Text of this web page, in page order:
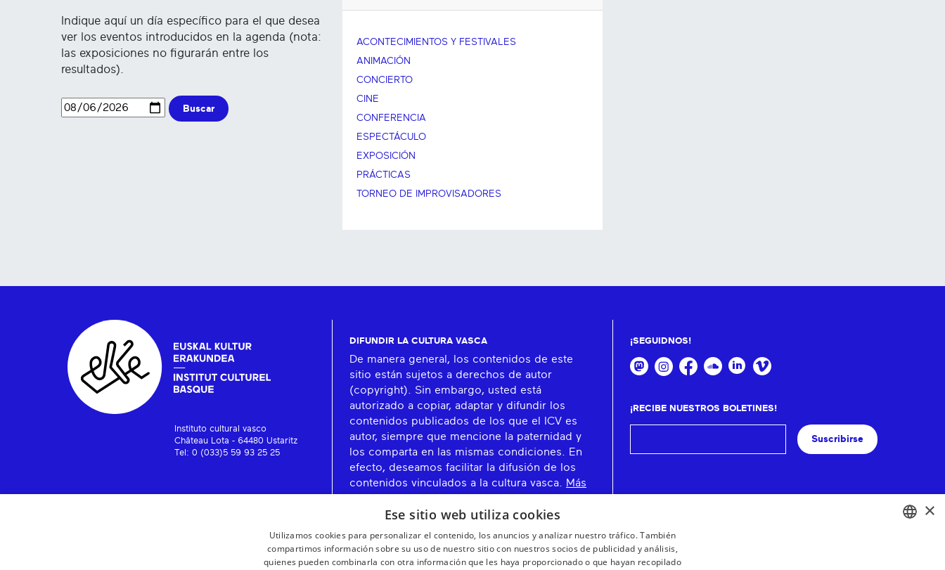
Indique aquí un día específico para el que desea
ver los eventos introducidos en la agenda (nota:
las exposiciones no figurarán entre los
resultados).
Buscar
ACONTECIMIENTOS Y FESTIVALES
ANIMACIÓN
CONCIERTO
CINE
CONFERENCIA
ESPECTÁCULO
EXPOSICIÓN
PRÁCTICAS
TORNEO DE IMPROVISADORES
Instituto cultural vasco
Château Lota - 64480 Ustaritz
Tel: 0 (033)5 59 93 25 25
DIFUNDIR LA CULTURA VASCA
De manera general, los contenidos de este
sitio están sujetos a derechos de autor
(copyright). Sin embargo, usted está
autorizado a copiar, adaptar y difundir los
contenidos publicados de los que el ICV es
autor, siempre que mencione la paternidad y
los comparta en las mismas condiciones. En
efecto, deseamos facilitar la difusión de los
contenidos vinculados a la cultura vasca.
Más
¡SEGUIDNOS!
¡RECIBE NUESTROS BOLETINES!
Suscribirse
×
Ese sitio web utiliza cookies
Utilizamos cookies para personalizar el contenido, los anuncios y analizar nuestro tráfico. También
compartimos información sobre su uso de nuestro sitio con nuestros socios de publicidad y análisis,
quienes pueden combinarla con otra información que les haya proporcionado o que hayan recopilado